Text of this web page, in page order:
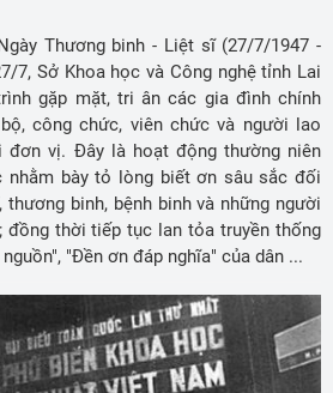
Thương binh - Liệt sĩ (27/7/1947 -
7, Sở Khoa học và Công nghệ tỉnh Lai
gặp mặt, tri ân các gia đình chính
công chức, viên chức và người lao
đơn vị. Đây là hoạt động thường niên
nhằm bày tỏ lòng biết ơn sâu sắc đối
binh, bệnh binh và những người
đồng thời tiếp tục lan tỏa truyền thống
"Đền ơn đáp nghĩa" của dân ...